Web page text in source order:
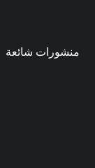
منشورات شائعة